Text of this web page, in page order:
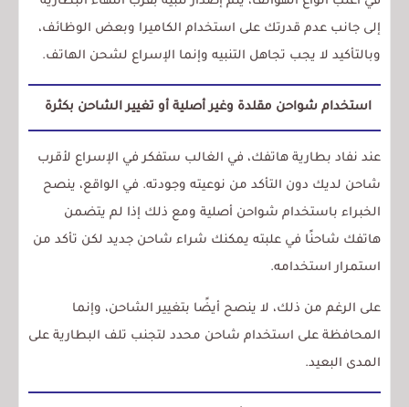
إلى جانب عدم قدرتك على استخدام الكاميرا وبعض الوظائف،
وبالتأكيد لا يجب تجاهل التنبيه وإنما الإسراع لشحن الهاتف.
استخدام شواحن مقلدة وغير أصلية أو تغيير الشاحن بكثرة
عند نفاد بطارية هاتفك، في الغالب ستفكر في الإسراع لأقرب
شاحن لديك دون التأكد من نوعيته وجودته. في الواقع، ينصح
الخبراء باستخدام شواحن أصلية ومع ذلك إذا لم يتضمن
هاتفك شاحنًا في علبته يمكنك شراء شاحن جديد لكن تأكد من
استمرار استخدامه.
على الرغم من ذلك، لا ينصح أيضًا بتغيير الشاحن، وإنما
المحافظة على استخدام شاحن محدد لتجنب تلف البطارية على
المدى البعيد.